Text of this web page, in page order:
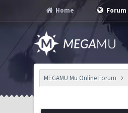
Home Forum
MEGAMU Mu Online Forum